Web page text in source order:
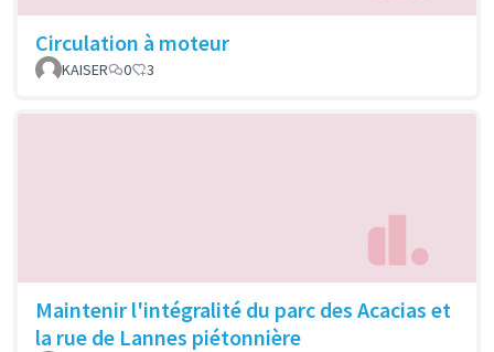
Circulation à moteur
KAISER 0 3
Maintenir l'intégralité du parc des Acacias et
la rue de Lannes piétonnière